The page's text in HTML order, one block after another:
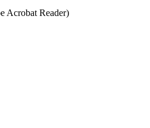
Acrobat Reader)